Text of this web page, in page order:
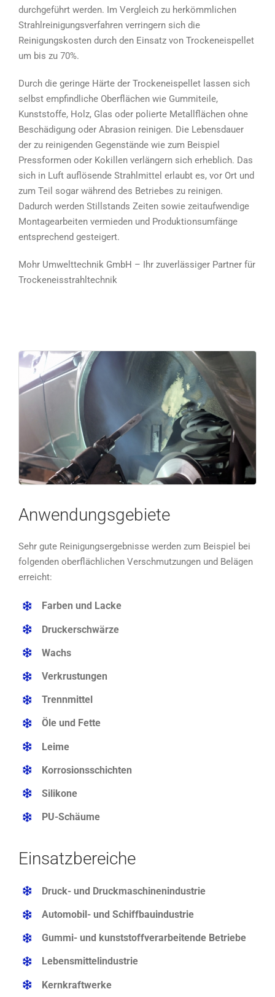
durchgeführt werden. Im Vergleich zu herkömmlichen
Strahlreinigungsverfahren verringern sich die
Reinigungskosten durch den Einsatz von Trockeneispellet
um bis zu 70%.
Durch die geringe Härte der Trockeneispellet lassen sich
selbst empfindliche Oberflächen wie Gummiteile,
Kunststoffe, Holz, Glas oder polierte Metallflächen ohne
Beschädigung oder Abrasion reinigen. Die Lebensdauer
der zu reinigenden Gegenstände wie zum Beispiel
Pressformen oder Kokillen verlängern sich erheblich. Das
sich in Luft auflösende Strahlmittel erlaubt es, vor Ort und
zum Teil sogar während des Betriebes zu reinigen.
Dadurch werden Stillstands Zeiten sowie zeitaufwendige
Montagearbeiten vermieden und Produktionsumfänge
entsprechend gesteigert.
Mohr Umwelttechnik GmbH – Ihr zuverlässiger Partner für
Trockeneisstrahltechnik
Anwendungsgebiete
Sehr gute Reinigungsergebnisse werden zum Beispiel bei
folgenden oberflächlichen Verschmutzungen und Belägen
erreicht:
Farben und Lacke
Druckerschwärze
Wachs
Verkrustungen
Trennmittel
Öle und Fette
Leime
Korrosionsschichten
Silikone
PU-Schäume
Einsatzbereiche
Druck- und Druckmaschinenindustrie
Automobil- und Schiffbauindustrie
Gummi- und kunststoffverarbeitende Betriebe
Lebensmittelindustrie
Kernkraftwerke